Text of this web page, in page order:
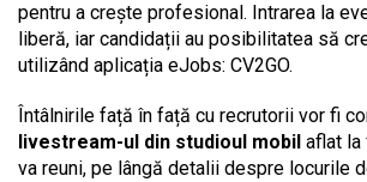
pentru a crește profesional. Intrarea la
liberă, iar candidații au posibilitatea să
utilizând aplicația eJobs: CV2GO.
Întâlnirile față în față cu recrutorii vor fi
livestream-ul din studioul mobil aflat la
va reuni, pe lângă detalii despre locurile